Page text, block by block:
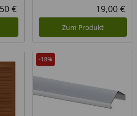
Rabatt in Prozent
Ursprünglicher Preis
Aktueller Preis
€ 19,00 €
Zum Produkt
-18%